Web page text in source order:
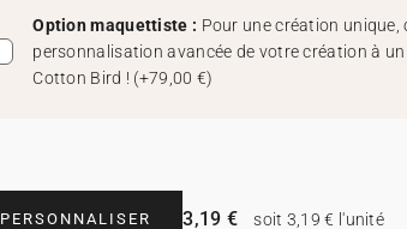
Option maquettiste : Pour une création unique,
personnalisation avancée de votre création à
Cotton Bird ! (+79,00 €)
PERSONNALISER 3,19 € soit 3,19 € l'unité